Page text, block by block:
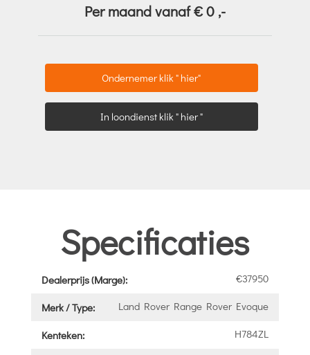
Per maand vanaf €0 ,-
Ondernemer klik " hier"
In loondienst klik " hier "
Specificaties
Dealerprijs (Marge): €37950
Merk / Type: Land Rover Range Rover Evoque
Kenteken:
H784ZL